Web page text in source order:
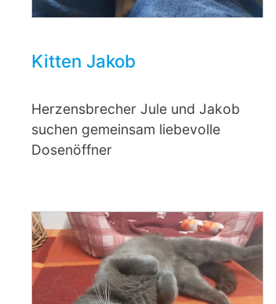
Kitten Jakob
Herzensbrecher Jule und Jakob
suchen gemeinsam liebevolle
Dosenöffner